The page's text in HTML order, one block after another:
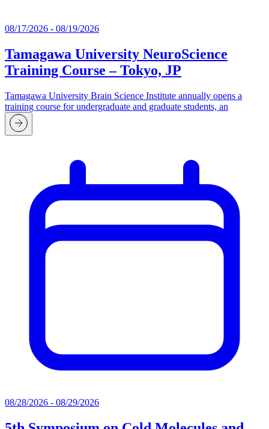
08/17/2026 - 08/19/2026
Tamagawa University NeuroScience
Training Course – Tokyo, JP
Tamagawa University Brain Science Institute annually opens a
training course for undergraduate and graduate students, an
08/28/2026 - 08/29/2026